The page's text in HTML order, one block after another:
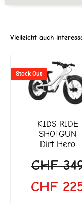
Vielleicht auch
Stock Out
KIDS RIDE
SHOTGUN
Dirt Hero
CHF
Preis
war:
CHF 349
CHF